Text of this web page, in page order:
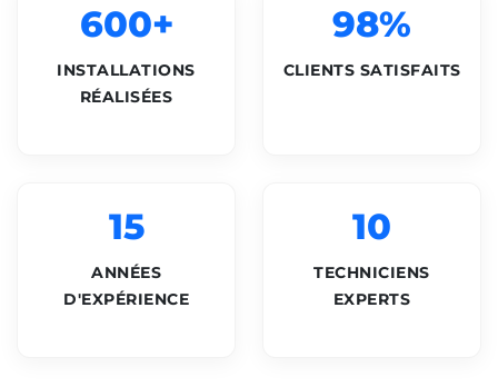
600+
INSTALLATIONS
RÉALISÉES
98%
CLIENTS SATISFAITS
15
ANNÉES
D'EXPÉRIENCE
10
TECHNICIENS
EXPERTS